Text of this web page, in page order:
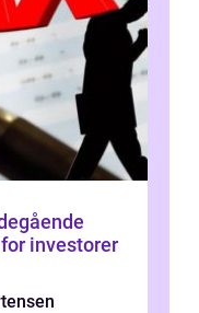
investorer